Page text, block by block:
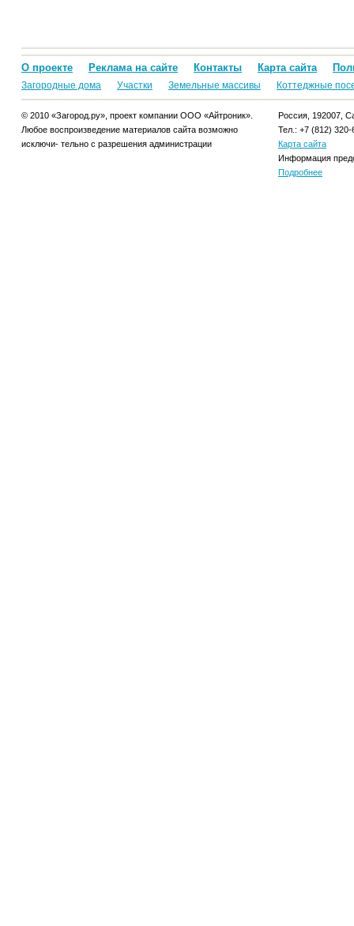
О проекте Реклама на сайте Контакты Карта сайта
Загородные дома Участки Земельные массивы Коттеджные
© 2010 «Загород.ру», проект компании ООО «Айтроник».
Любое воспроизведение материалов сайта возможно
исключи- тельно с разрешения администрации
Россия, 192007,
Тел.: +7 (812) 320-
Карта сайта
Информация
Подробнее